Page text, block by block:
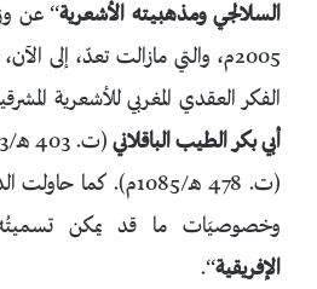
السلالجي ومذهبيته الأشعرية‘‘ عن
2005م، والتي مازالت تعدّ، إلى
الفكر العقدي المغربي للأشعرية
أبي بكر الطيب الباقلاني (ت. 403 هـ/1013م)، و
(ت. 478 هـ/1085م). كما
وخصوصيَات ما قد يمكن تسميتُه
الإفريقية‘‘.